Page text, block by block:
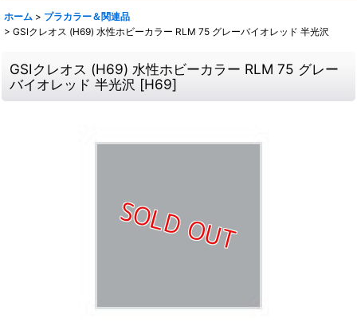
ホーム > プラカラー＆関連品
> GSIクレオス (H69) 水性ホビーカラー RLM 75 グレーバイオレッド 半光沢
GSIクレオス (H69) 水性ホビーカラー RLM 75 グレー
バイオレッド 半光沢 [H69]